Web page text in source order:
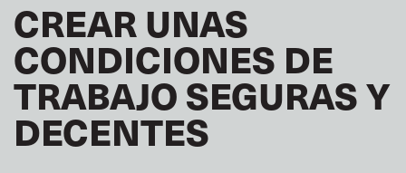
CREAR UNAS
CONDICIONES DE
TRABAJO SEGURAS Y
DECENTES